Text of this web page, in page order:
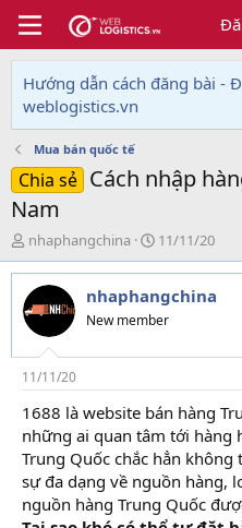
Hướng dẫn cách đăng bài -
weblogistics.vn
Mua bán quốc tế
Chia sẻ Cách nhập
Nam
T
h
r
e
a
d
s
t
a
r
t
e
r
nhaphangchina
N
g
à
y
g
i
11/11/20
nhaphangchina
New member
11/11/20
1688 là website bán hàng
những ai quan tâm tới hàng
Trung Quốc chắc hẳn
sự đa dạng về nguồn hàng,
nguồn hàng Trung Quốc